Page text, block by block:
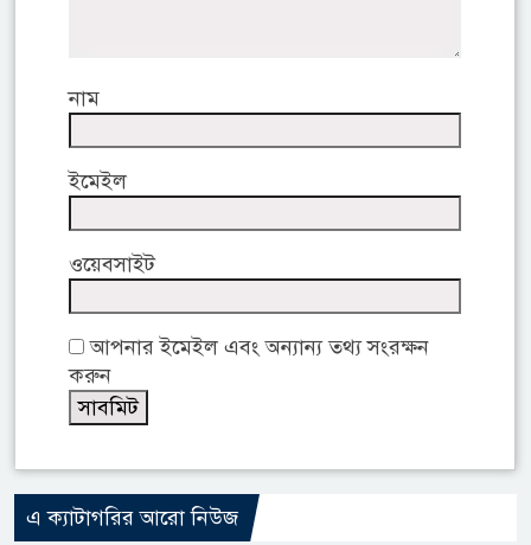
নাম
ইমেইল
ওয়েবসাইট
আপনার ইমেইল এবং অন্যান্য তথ্য সংরক্ষন
করুন
এ ক্যাটাগরির আরো নিউজ